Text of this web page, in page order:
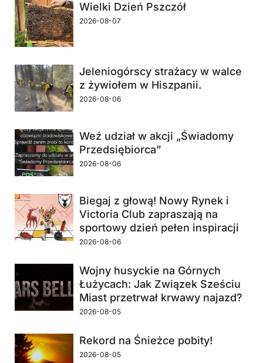
Wielki Dzień Pszczół
2026-08-07
Jeleniogórscy strażacy w walce
z żywiołem w Hiszpanii.
2026-08-06
Weź udział w akcji „Świadomy
Przedsiębiorca”
2026-08-06
Biegaj z głową! Nowy Rynek i
Victoria Club zapraszają na
sportowy dzień pełen inspiracji
2026-08-06
Wojny husyckie na Górnych
Łużycach: Jak Związek Sześciu
Miast przetrwał krwawy najazd?
2026-08-05
Rekord na Śnieżce pobity!
2026-08-05